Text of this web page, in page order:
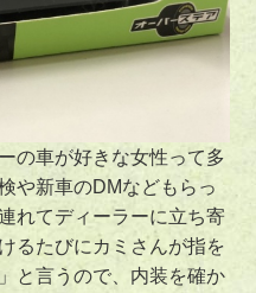
の車が好きな女性って多
や新車のDMなどもらっ
れてディーラーに立ち寄
るたびにカミさんが指を
と言うので、内装を確か